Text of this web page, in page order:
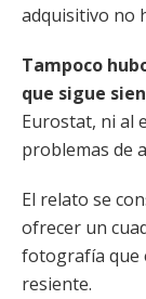
adquisitivo no
Tampoco
que sigue
Eurostat, ni al
problemas de
El relato se
ofrecer un
fotografía que
resiente.